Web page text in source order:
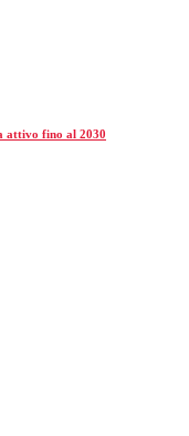
attivo fino al 2030